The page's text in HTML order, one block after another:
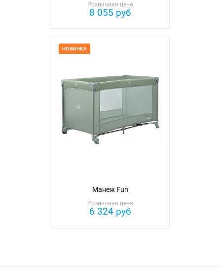
Розничная цена
8 055 руб
НОВИНКА
Манеж Fun
Розничная цена
6 324 руб